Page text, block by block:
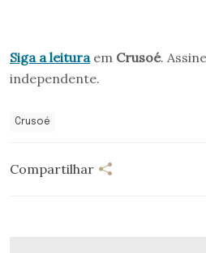
Siga a leituraem Crusoé.
independente.
Crusoé
Compartilhar